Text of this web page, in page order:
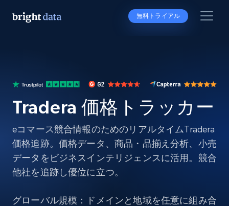
無料トライアル
Tradera 価格トラッカー
eコマース競合情報のためのリアルタイムTradera
価格追跡。価格データ、商品・品揃え分析、小売
データをビジネスインテリジェンスに活用。競合
他社を追跡し優位に立つ。
グローバル規模：ドメインと地域を任意に組み合